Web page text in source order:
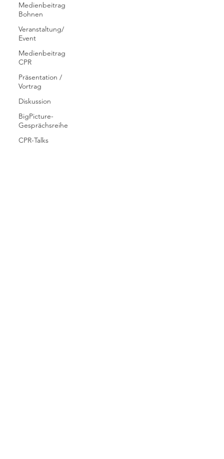
Medienbeitrag
Bohnen
Veranstaltung/
Event
Medienbeitrag
CPR
Präsentation /
Vortrag
Diskussion
BigPicture-
Gesprächsreihe
CPR-Talks